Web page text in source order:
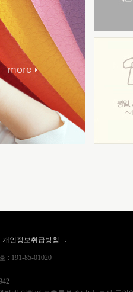
개인정보취급방침
: 191-85-01020